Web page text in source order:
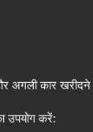
अगली कार
उपयोग करें: